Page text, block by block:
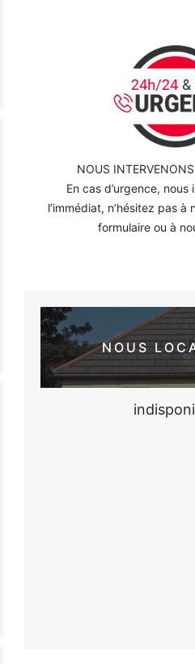
NOUS
En cas d’urgence,
l’immédiat, n’hésitez pas
formulaire ou à
NOUS